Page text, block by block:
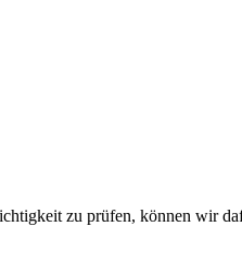
zu prüfen, können wir